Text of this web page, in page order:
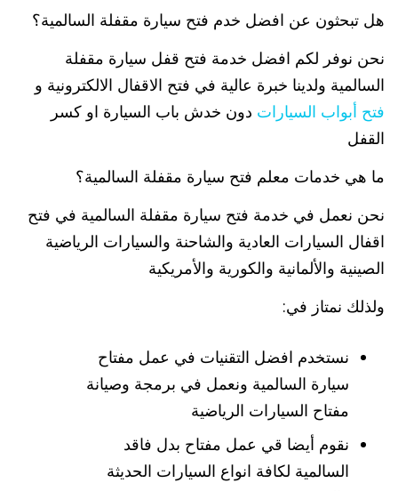
هل تبحثون عن افضل خدم فتح سيارة مقفلة السالمية؟
نحن نوفر لكم افضل خدمة فتح قفل سيارة مقفلة
السالمية ولدينا خبرة عالية في فتح الاقفال الالكترونية و
فتح أبواب السيارات دون خدش باب السيارة او كسر
القفل
ما هي خدمات معلم فتح سيارة مقفلة السالمية؟
نحن نعمل في خدمة فتح سيارة مقفلة السالمية في فتح
اقفال السيارات العادية والشاحنة والسيارات الرياضية
الصينية والألمانية والكورية والأمريكية
ولذلك نمتاز في:
نستخدم افضل التقنيات في عمل مفتاح
سيارة السالمية ونعمل في برمجة وصيانة
مفتاح السيارات الرياضية
نقوم أيضا قي عمل مفتاح بدل فاقد
السالمية لكافة انواع السيارات الحديثة